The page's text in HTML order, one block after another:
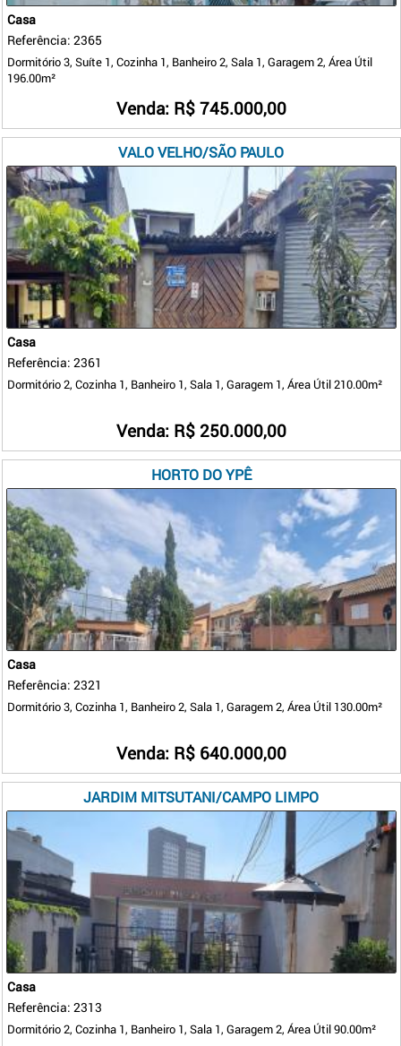
Casa
Referência: 2365
Dormitório 3, Suíte 1, Cozinha 1, Banheiro 2, Sala 1, Garagem 2, Área Útil
196.00m²
Venda: R$ 745.000,00
VALO VELHO/SÃO PAULO
Casa
Referência: 2361
Dormitório 2, Cozinha 1, Banheiro 1, Sala 1, Garagem 1, Área Útil 210.00m²
Venda: R$ 250.000,00
HORTO DO YPÊ
Casa
Referência: 2321
Dormitório 3, Cozinha 1, Banheiro 2, Sala 1, Garagem 2, Área Útil 130.00m²
Venda: R$ 640.000,00
JARDIM MITSUTANI/CAMPO LIMPO
Casa
Referência: 2313
Dormitório 2, Cozinha 1, Banheiro 1, Sala 1, Garagem 2, Área Útil 90.00m²